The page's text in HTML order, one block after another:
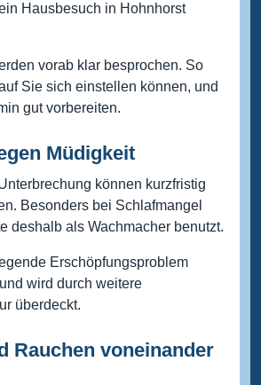
Hausbesuch in Hohnhorst
vorab klar besprochen. So
Sie sich einstellen können, und
gut vorbereiten.
Müdigkeit
können kurzfristig
Besonders bei Schlafmangel
deshalb als Wachmacher benutzt.
Erschöpfungsproblem
wird durch weitere
überdeckt.
Rauchen voneinander